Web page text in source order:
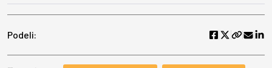
Podeli: